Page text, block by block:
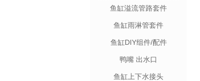
鱼缸溢流管路套件
鱼缸雨淋管套件
鱼缸DIY组件/配件
鸭嘴 出水口
鱼缸上下水接头